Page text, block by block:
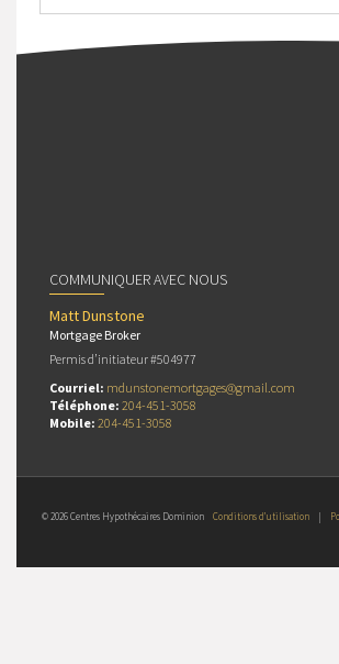
COMMUNIQUER AVEC NOUS
Matt Dunstone
Mortgage Broker
Permis d’initiateur #504977
Courriel: mdunstonemortgages@gmail.com
Téléphone: 204-451-3058
Mobile: 204-451-3058
© 2026 Centres Hypothécaires Dominion Conditions d’utilisation |